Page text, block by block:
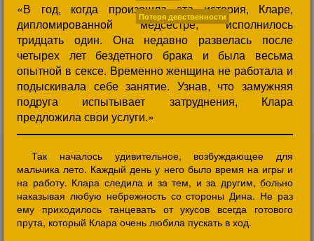
«В год, когда произошла эта история, Кларе,
дипломированной медсестре, исполнилось
тридцать один. Она недавно развелась после
четырех лет бездетного брака и была весьма
опытной в сексе. Временно женщина не работала и
подыскивала себе занятие. Узнав, что замужняя
подруга испытывает затруднения, Клара
предложила свои услуги.»
Потеря девственности
Так началось удивительное, возбуждающее для
мальчика лето. Каждый день у него было время на игры и
на работу. Клара следила и за тем, и за другим, больно
наказывая любую небрежность со стороны Дина. Не раз
ему приходилось танцевать от укусов всегда готового
прута, который Клара очень любила пускать в ход.